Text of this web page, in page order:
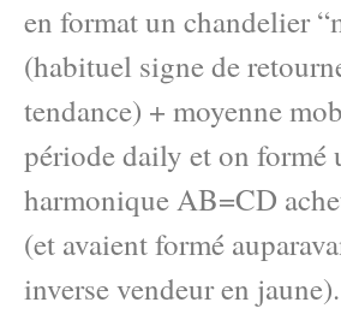
en format un chandelier
(habituel signe de
tendance) + moyenne
période daily et on formé
harmonique AB=CD
(et avaient formé
inverse vendeur en jaune).